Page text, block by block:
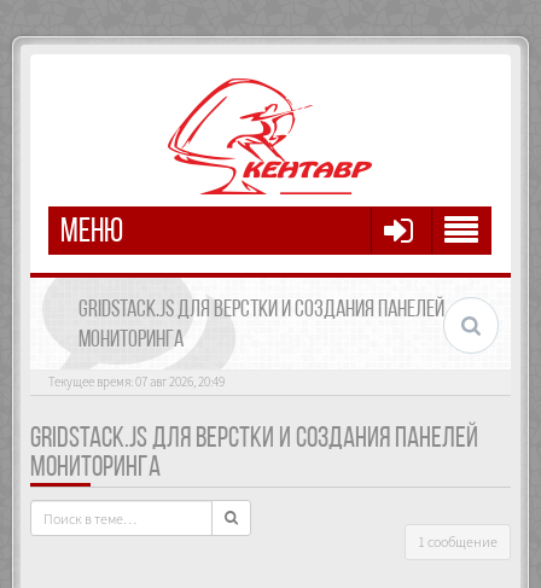
МЕНЮ
GRIDSTACK.JS ДЛЯ ВЕРСТКИ И СОЗДАНИЯ ПАНЕЛЕЙ
МОНИТОРИНГА
Текущее время: 07 авг 2026, 20:49
GRIDSTACK.JS ДЛЯ ВЕРСТКИ И СОЗДАНИЯ ПАНЕЛЕЙ
МОНИТОРИНГА
1 сообщение